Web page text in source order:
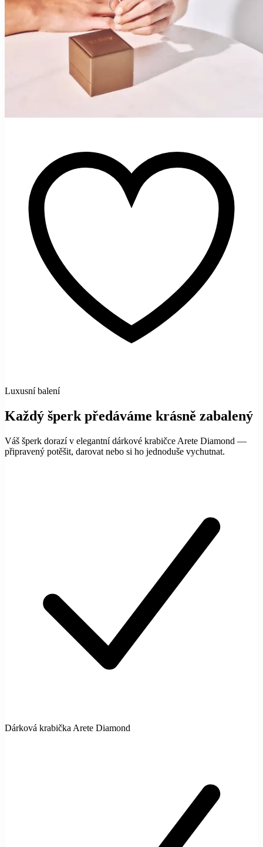
Luxusní balení
Každý šperk předáváme krásně zabalený
Váš šperk dorazí v elegantní dárkové krabičce Arete Diamond —
připravený potěšit, darovat nebo si ho jednoduše vychutnat.
Dárková krabička Arete Diamond